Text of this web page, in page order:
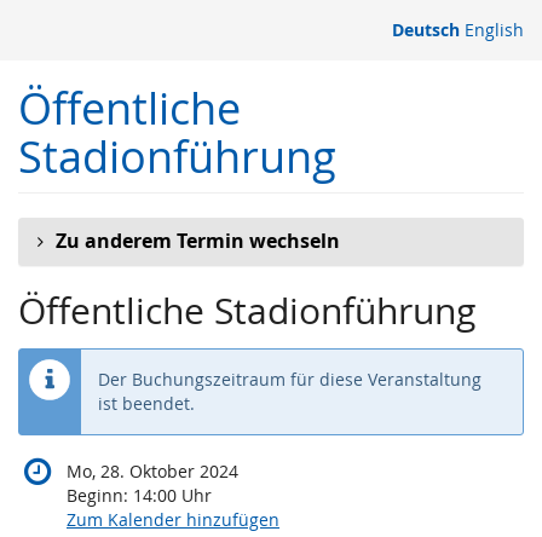
springen
Deutsch English
Öffentliche
Stadionführung
Zu anderem Termin wechseln
Öffentliche Stadionführung
Der Buchungszeitraum für diese Veranstaltung
ist beendet.
Mo, 28. Oktober 2024
Beginn: 14:00 Uhr
Zum Kalender hinzufügen